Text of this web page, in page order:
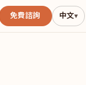
免費諮詢 中文▾